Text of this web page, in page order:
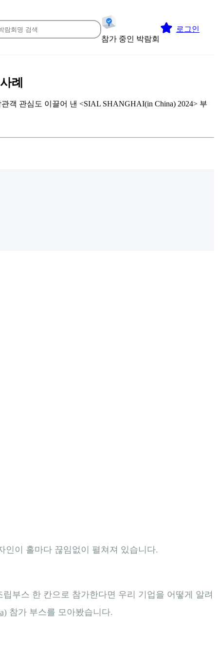
참가 중인 박람회
로그인
례
객 관심도 이끌어 낸 <SIAL SHANGHAI(in China) 2024> 부
이 홀마다 끊임없이 펼쳐져 있습니다.
부스 한 칸으로 참가한다면 우리 기업을 어떻게 알려
참가 부스를 모아봤습니다.